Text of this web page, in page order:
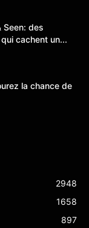
Seen: des
cachent un...
la chance de
2948
1658
897